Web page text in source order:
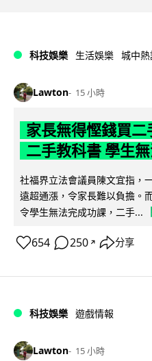
科技娛樂 生活娛樂 城中
Lawton 15 小時
家長無得慳錢買
二手教科書 學生
社福界立法會議員陳文宜指，
遠超通漲，令家長難以負擔。
令學生無法完成功課，二手...
654 250 ↗ 分享
科技娛樂 遊戲情報
Lawton 15 小時